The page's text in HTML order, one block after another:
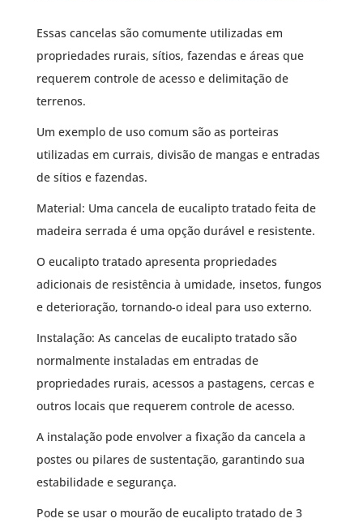
Essas cancelas são comumente utilizadas em
propriedades rurais, sítios, fazendas e áreas que
requerem controle de acesso e delimitação de
terrenos.
Um exemplo de uso comum são as porteiras
utilizadas em currais, divisão de mangas e entradas
de sítios e fazendas.
Material: Uma cancela de eucalipto tratado feita de
madeira serrada é uma opção durável e resistente.
O eucalipto tratado apresenta propriedades
adicionais de resistência à umidade, insetos, fungos
e deterioração, tornando-o ideal para uso externo.
Instalação: As cancelas de eucalipto tratado são
normalmente instaladas em entradas de
propriedades rurais, acessos a pastagens, cercas e
outros locais que requerem controle de acesso.
A instalação pode envolver a fixação da cancela a
postes ou pilares de sustentação, garantindo sua
estabilidade e segurança.
Pode se usar o mourão de eucalipto tratado de 3